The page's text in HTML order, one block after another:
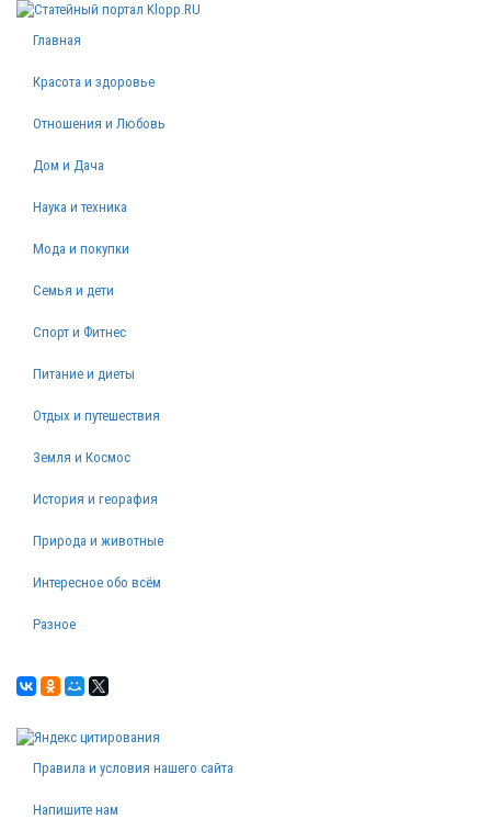
Главная
Красота и здоровье
Отношения и Любовь
Дом и Дача
Наука и техника
Мода и покупки
Семья и дети
Спорт и Фитнес
Питание и диеты
Отдых и путешествия
Земля и Космос
История и георафия
Природа и животные
Интересное обо всём
Разное
Правила и условия нашего сайта
Напишите нам